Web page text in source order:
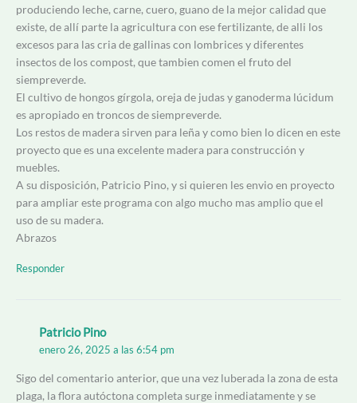
produciendo leche, carne, cuero, guano de la mejor calidad que
existe, de allí parte la agricultura con ese fertilizante, de alli los
excesos para las cria de gallinas con lombrices y diferentes
insectos de los compost, que tambien comen el fruto del
siempreverde.
El cultivo de hongos gírgola, oreja de judas y ganoderma lúcidum
es apropiado en troncos de siempreverde.
Los restos de madera sirven para leña y como bien lo dicen en este
proyecto que es una excelente madera para construcción y
muebles.
A su disposición, Patricio Pino, y si quieren les envio en proyecto
para ampliar este programa con algo mucho mas amplio que el
uso de su madera.
Abrazos
Responder
Patricio Pino
enero 26, 2025 a las 6:54 pm
Sigo del comentario anterior, que una vez luberada la zona de esta
plaga, la flora autóctona completa surge inmediatamente y se